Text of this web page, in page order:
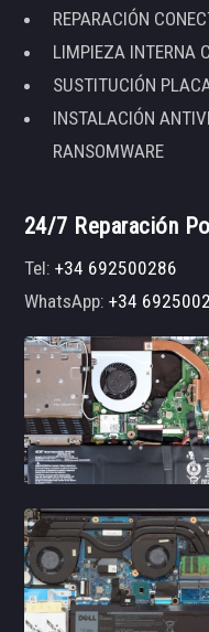
REPARACIÓN
LIMPIEZA INTERNA
SUSTITUCIÓN
INSTALACIÓN
RANSOMWARE
24/7 Reparación
Tel:+34 692500286
WhatsApp:+34